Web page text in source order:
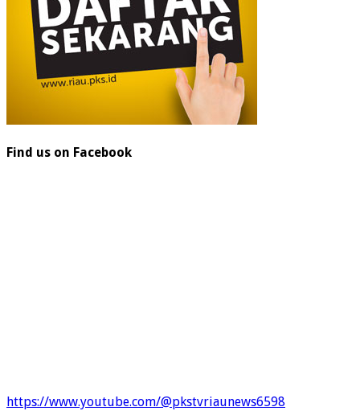
Find us on Facebook
https://www.youtube.com/@pkstvriaunews6598